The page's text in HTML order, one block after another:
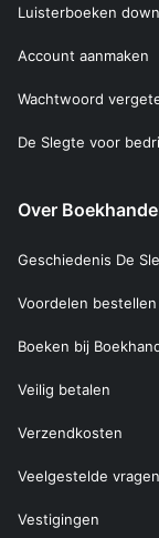
Luisterboeken
Account aanmaken
Wachtwoord
De Slegte voor
Over
Geschiedenis De
Voordelen
Boeken bij
Veilig betalen
Verzendkosten
Veelgestelde vragen
Vestigingen